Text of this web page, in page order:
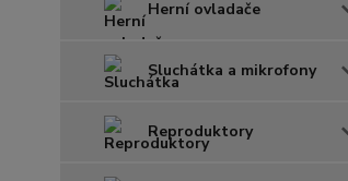
Herní ovladače
Sluchátka a mikrofony
Reproduktory